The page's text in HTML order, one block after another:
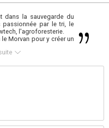
dans la sauvegarde du
passionnée par le tri, le
l'agroforesterie.
Morvan pour y créer un
de techniques et d'
énergétique, la
la modification